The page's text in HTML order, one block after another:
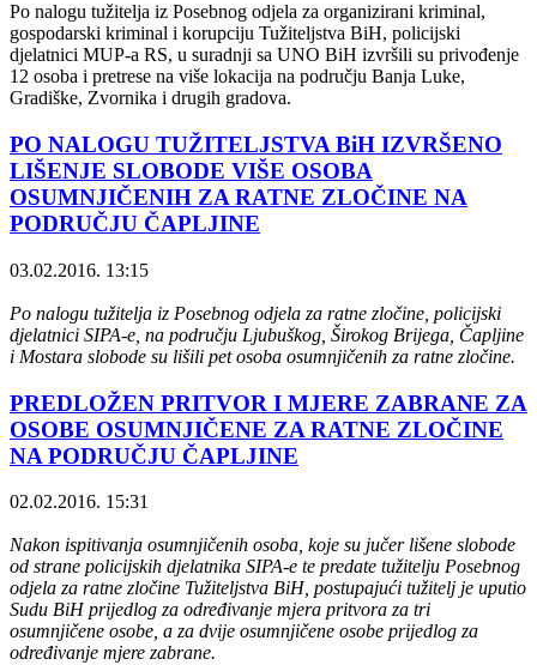
Po nalogu tužitelja iz Posebnog odjela za organizirani kriminal,
gospodarski kriminal i korupciju Tužiteljstva BiH, policijski
djelatnici MUP-a RS, u suradnji sa UNO BiH izvršili su privođenje
12 osoba i pretrese na više lokacija na području Banja Luke,
Gradiške, Zvornika i drugih gradova.
PO NALOGU TUŽITELJSTVA BiH IZVRŠENO
LIŠENJE SLOBODE VIŠE OSOBA
OSUMNJIČENIH ZA RATNE ZLOČINE NA
PODRUČJU ČAPLJINE
03.02.2016. 13:15
Po nalogu tužitelja iz Posebnog odjela za ratne zločine, policijski
djelatnici SIPA-e, na području Ljubuškog, Širokog Brijega, Čapljine
i Mostara slobode su lišili pet osoba osumnjičenih za ratne zločine.
PREDLOŽEN PRITVOR I MJERE ZABRANE ZA
OSOBE OSUMNJIČENE ZA RATNE ZLOČINE
NA PODRUČJU ČAPLJINE
02.02.2016. 15:31
Nakon ispitivanja osumnjičenih osoba, koje su jučer lišene slobode
od strane policijskih djelatnika SIPA-e te predate tužitelju Posebnog
odjela za ratne zločine Tužiteljstva BiH, postupajući tužitelj je uputio
Sudu BiH prijedlog za određivanje mjera pritvora za tri
osumnjičene osobe, a za dvije osumnjičene osobe prijedlog za
određivanje mjere zabrane.